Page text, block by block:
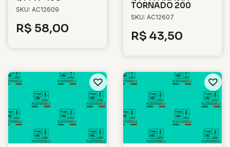
SKU: AC12609
R$ 58,00
TORNADO 200
SKU: AC12607
R$ 43,50